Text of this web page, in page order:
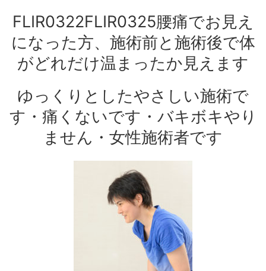
FLIR0322FLIR0325腰痛でお見え
になった方、施術前と施術後で体
がどれだけ温まったか見えます
ゆっくりとしたやさしい施術で
す・痛くないです・バキボキやり
ません・女性施術者です